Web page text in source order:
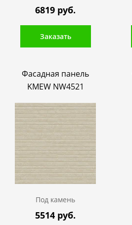
6819 руб.
Заказать
Фасадная панель
KMEW NW4521
Под камень
5514 руб.